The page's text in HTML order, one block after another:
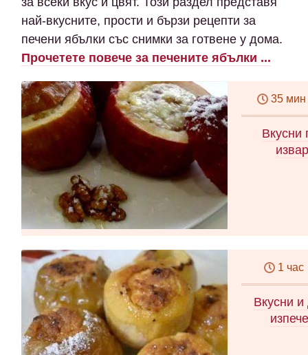
най-вкусните, прости и бързи рецепти за
печени ябълки със снимки за готвене у дома.
Прочетете повече за печените ябълки ...
35 мин
Вкусни
1 час
Вкусни и